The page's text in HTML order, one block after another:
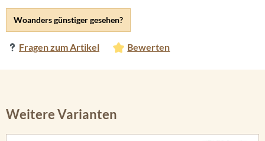
Woanders günstiger gesehen?
Fragen zum Artikel Bewerten
Weitere Varianten